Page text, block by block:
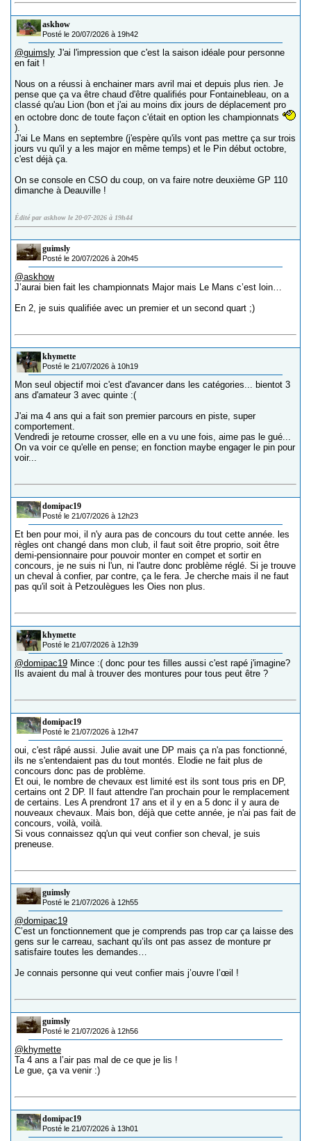
askhow
Posté le 20/07/2026 à 19h42
@guimsly J'ai l'impression que c'est la saison idéale pour personne
en fait !
Nous on a réussi à enchainer mars avril mai et depuis plus rien. Je
pense que ça va être chaud d'être qualifiés pour Fontainebleau, on a
classé qu'au Lion (bon et j'ai au moins dix jours de déplacement pro
en octobre donc de toute façon c'était en option les championnats
).
J'ai Le Mans en septembre (j'espère qu'ils vont pas mettre ça sur trois
jours vu qu'il y a les major en même temps) et le Pin début octobre,
c'est déjà ça.
On se console en CSO du coup, on va faire notre deuxième GP 110
dimanche à Deauville !
Édité par askhow le 20-07-2026 à 19h44
guimsly
Posté le 20/07/2026 à 20h45
@askhow
J’aurai bien fait les championnats Major mais Le Mans c’est loin…
En 2, je suis qualifiée avec un premier et un second quart ;)
khymette
Posté le 21/07/2026 à 10h19
Mon seul objectif moi c'est d'avancer dans les catégories... bientot 3
ans d'amateur 3 avec quinte :(
J'ai ma 4 ans qui a fait son premier parcours en piste, super
comportement.
Vendredi je retourne crosser, elle en a vu une fois, aime pas le gué...
On va voir ce qu'elle en pense; en fonction maybe engager le pin pour
voir...
domipac19
Posté le 21/07/2026 à 12h23
Et ben pour moi, il n'y aura pas de concours du tout cette année. les
règles ont changé dans mon club, il faut soit être proprio, soit être
demi-pensionnaire pour pouvoir monter en compet et sortir en
concours, je ne suis ni l'un, ni l'autre donc problème réglé. Si je trouve
un cheval à confier, par contre, ça le fera. Je cherche mais il ne faut
pas qu'il soit à Petzoulègues les Oies non plus.
khymette
Posté le 21/07/2026 à 12h39
@domipac19 Mince :( donc pour tes filles aussi c'est rapé j'imagine?
Ils avaient du mal à trouver des montures pour tous peut être ?
domipac19
Posté le 21/07/2026 à 12h47
oui, c'est râpé aussi. Julie avait une DP mais ça n'a pas fonctionné,
ils ne s'entendaient pas du tout montés. Elodie ne fait plus de
concours donc pas de problème.
Et oui, le nombre de chevaux est limité est ils sont tous pris en DP,
certains ont 2 DP. Il faut attendre l'an prochain pour le remplacement
de certains. Les A prendront 17 ans et il y en a 5 donc il y aura de
nouveaux chevaux. Mais bon, déjà que cette année, je n'ai pas fait de
concours, voilà, voilà.
Si vous connaissez qq'un qui veut confier son cheval, je suis
preneuse.
guimsly
Posté le 21/07/2026 à 12h55
@domipac19
C’est un fonctionnement que je comprends pas trop car ça laisse des
gens sur le carreau, sachant qu’ils ont pas assez de monture pr
satisfaire toutes les demandes…
Je connais personne qui veut confier mais j’ouvre l’œil !
guimsly
Posté le 21/07/2026 à 12h56
@khymette
Ta 4 ans a l’air pas mal de ce que je lis !
Le gue, ça va venir :)
domipac19
Posté le 21/07/2026 à 13h01